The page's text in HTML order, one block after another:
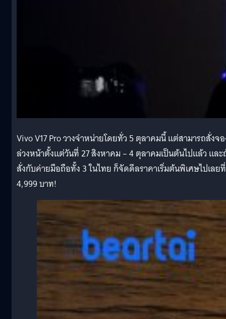
Vivo V17 Pro วางจำหน่ายโดยทั่ว 5 ตุลาคมนี้ แต่สามารถสั่งจ
ล่วงหน้าตั้งแต่วันที่ 27 สิงหาคม – 4 ตุลาคมเป็นต้นไปแล้ว และ
สั่งกับค่ายมือถือทั้ง 3 ในไทย ก็จัดดีลราคาเริ่มต้นพิเศษไปเลยที่
4,999 บาท!